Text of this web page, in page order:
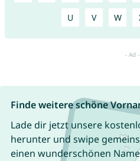
U V W
Finde weitere schöne
Lade dir jetzt unsere
herunter und swipe
einen wunderschönen